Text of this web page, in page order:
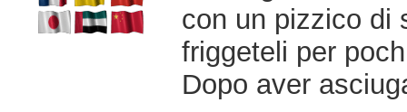
con un pizzico di
friggeteli per
Dopo aver